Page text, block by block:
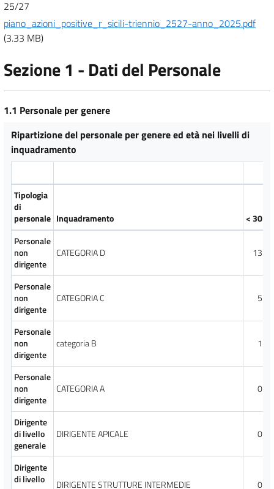
25/27
piano_azioni_positive_r_sicili-triennio_2527-anno_2025.pdf
(3.33 MB)
Sezione 1 - Dati del Personale
1.1 Personale per genere
Ripartizione del personale per genere ed età nei livelli di
inquadramento
Tipologia
di
personale Inquadramento < 30
Personale
non
dirigente
CATEGORIA D 13
Personale
non
dirigente
CATEGORIA C 5
Personale
non
dirigente
categoria B 1
Personale
non
dirigente
CATEGORIA A 0
Dirigente
di livello
generale
DIRIGENTE APICALE 0
Dirigente
di livello
DIRIGENTE STRUTTURE INTERMEDIE 0